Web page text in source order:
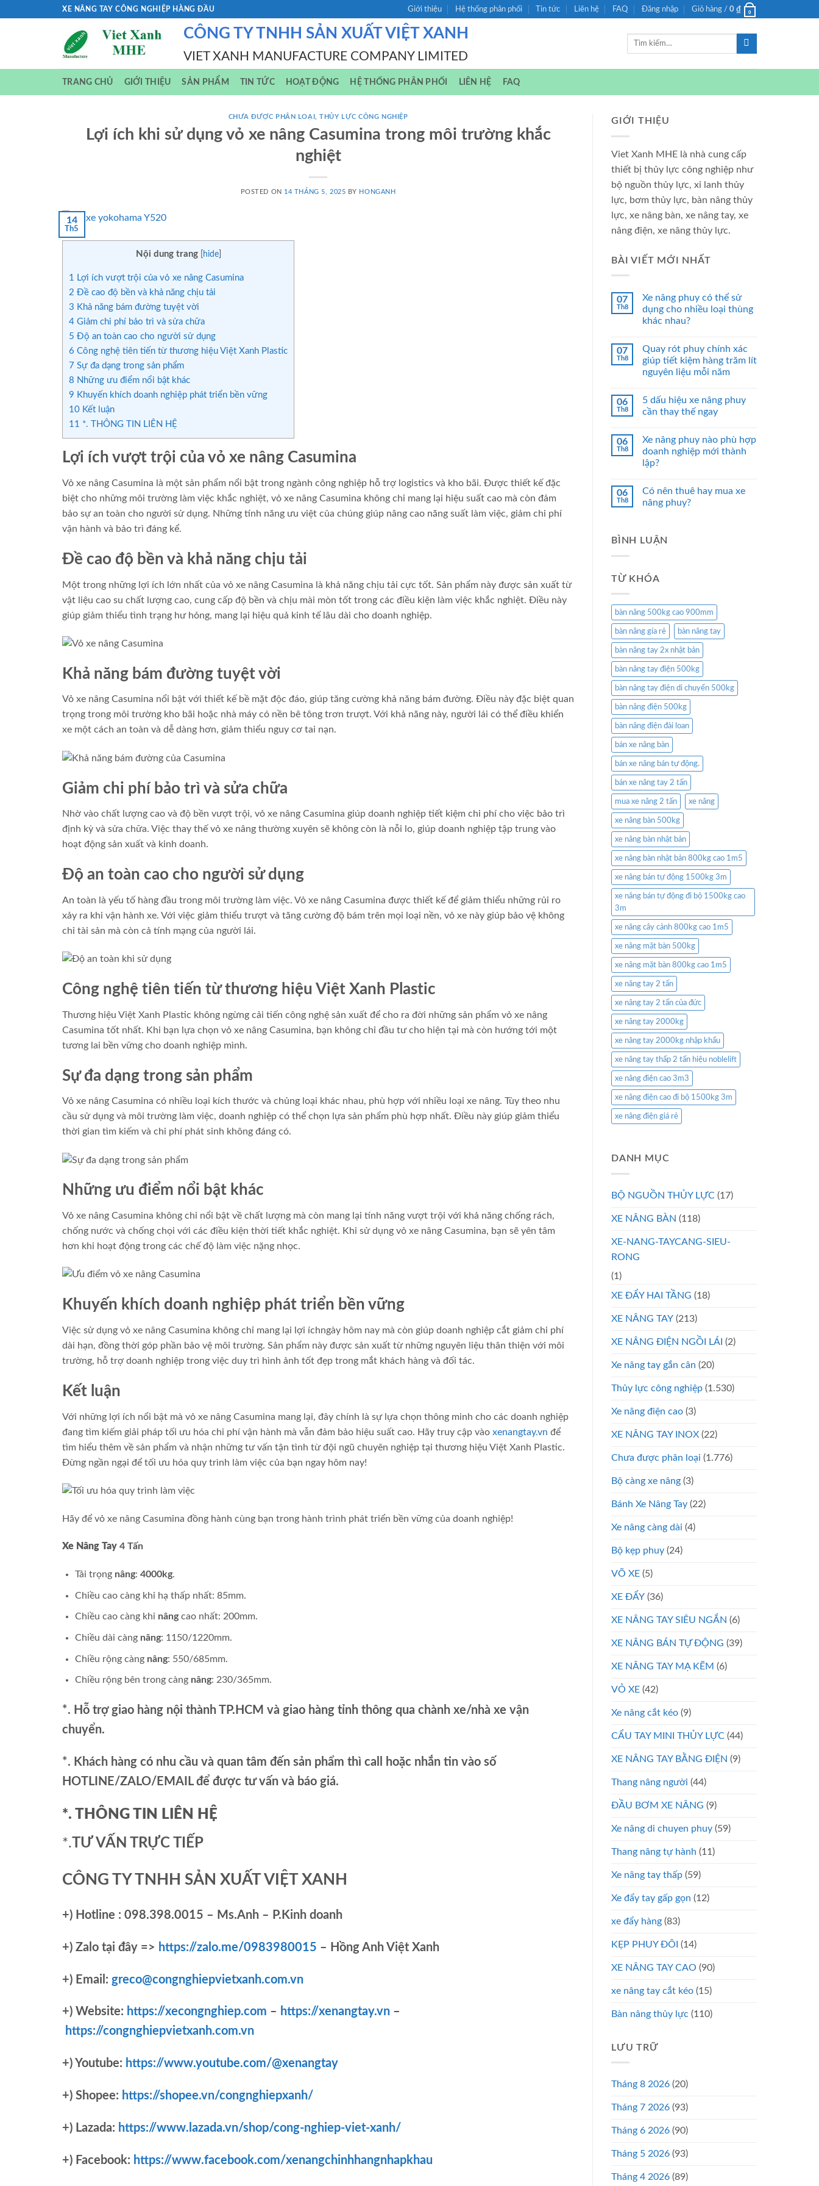
XE NÂNG TAY CÔNG NGHIỆP HÀNG ĐẦU Giới thiệu Hệ thống phân phối Tin tức Liên hệ FAQ Đăng nhập Giỏ hàng / 0 ₫ 0
CÔNG TY TNHH SẢN XUẤT VIỆT XANH
VIET XANH MANUFACTURE COMPANY LIMITED
Tìm
TRANG CHỦ GIỚI THIỆU SẢN PHẨM TIN TỨC HOẠT ĐỘNG HỆ THỐNG PHÂN PHỐI LIÊN HỆ FAQ
CHƯA ĐƯỢC PHÂN LOẠI ,THỦY LỰC CÔNG NGHIỆP
Lợi ích khi sử dụng vỏ xe nâng Casumina trong môi trường khắc
nghiệt
POSTED ON 14 THÁNG 5, 2025 BY HONGANH
14
Th5
Nội dung trang hide]
1 Lợi ích vượt trội của vỏ xe nâng Casumina
2 Đề cao độ bền và khả năng chịu tải
3 Khả năng bám đường tuyệt vời
4 Giảm chi phí bảo trì và sửa chữa
5 Độ an toàn cao cho người sử dụng
6 Công nghệ tiên tiến từ thương hiệu Việt Xanh Plastic
7 Sự đa dạng trong sản phẩm
8 Những ưu điểm nổi bật khác
9 Khuyến khích doanh nghiệp phát triển bền vững
10 Kết luận
11 *. THÔNG TIN LIÊN HỆ
Lợi ích vượt trội của vỏ xe nâng Casumina
Vỏ xe nâng Casumina là một sản phẩm nổi bật trong ngành công nghiệp hỗ trợ logistics và kho bãi. Được thiết kế đặc
biệt cho những môi trường làm việc khắc nghiệt, vỏ xe nâng Casumina không chỉ mang lại hiệu suất cao mà còn đảm
bảo sự an toàn cho người sử dụng. Những tính năng ưu việt của chúng giúp nâng cao năng suất làm việc, giảm chi phí
vận hành và bảo trì đáng kể.
Đề cao độ bền và khả năng chịu tải
Một trong những lợi ích lớn nhất của vỏ xe nâng Casumina là khả năng chịu tải cực tốt. Sản phẩm này được sản xuất từ
vật liệu cao su chất lượng cao, cung cấp độ bền và chịu mài mòn tốt trong các điều kiện làm việc khắc nghiệt. Điều này
giúp giảm thiểu tình trạng hư hỏng, mang lại hiệu quả kinh tế lâu dài cho doanh nghiệp.
Khả năng bám đường tuyệt vời
Vỏ xe nâng Casumina nổi bật với thiết kế bề mặt độc đáo, giúp tăng cường khả năng bám đường. Điều này đặc biệt quan
trọng trong môi trường kho bãi hoặc nhà máy có nền bê tông trơn trượt. Với khả năng này, người lái có thể điều khiển
xe một cách an toàn và dễ dàng hơn, giảm thiểu nguy cơ tai nạn.
Giảm chi phí bảo trì và sửa chữa
Nhờ vào chất lượng cao và độ bền vượt trội, vỏ xe nâng Casumina giúp doanh nghiệp tiết kiệm chi phí cho việc bảo trì
định kỳ và sửa chữa. Việc thay thế vỏ xe nâng thường xuyên sẽ không còn là nỗi lo, giúp doanh nghiệp tập trung vào
hoạt động sản xuất và kinh doanh.
Độ an toàn cao cho người sử dụng
An toàn là yếu tố hàng đầu trong môi trường làm việc. Vỏ xe nâng Casumina được thiết kế để giảm thiểu những rủi ro
xảy ra khi vận hành xe. Với việc giảm thiểu trượt và tăng cường độ bám trên mọi loại nền, vỏ xe này giúp bảo vệ không
chỉ tài sản mà còn cả tính mạng của người lái.
Công nghệ tiên tiến từ thương hiệu Việt Xanh Plastic
Thương hiệu Việt Xanh Plastic không ngừng cải tiến công nghệ sản xuất để cho ra đời những sản phẩm vỏ xe nâng
Casumina tốt nhất. Khi bạn lựa chọn vỏ xe nâng Casumina, bạn không chỉ đầu tư cho hiện tại mà còn hướng tới một
tương lai bền vững cho doanh nghiệp mình.
Sự đa dạng trong sản phẩm
Vỏ xe nâng Casumina có nhiều loại kích thước và chủng loại khác nhau, phù hợp với nhiều loại xe nâng. Tùy theo nhu
cầu sử dụng và môi trường làm việc, doanh nghiệp có thể chọn lựa sản phẩm phù hợp nhất. Điều này giúp giảm thiểu
thời gian tìm kiếm và chi phí phát sinh không đáng có.
Những ưu điểm nổi bật khác
Vỏ xe nâng Casumina không chỉ nổi bật về chất lượng mà còn mang lại tính năng vượt trội với khả năng chống rách,
chống nước và chống chọi với các điều kiện thời tiết khắc nghiệt. Khi sử dụng vỏ xe nâng Casumina, bạn sẽ yên tâm
hơn khi hoạt động trong các chế độ làm việc nặng nhọc.
Khuyến khích doanh nghiệp phát triển bền vững
Việc sử dụng vỏ xe nâng Casumina không chỉ mang lại lợi íchngày hôm nay mà còn giúp doanh nghiệp cắt giảm chi phí
dài hạn, đồng thời góp phần bảo vệ môi trường. Sản phẩm này được sản xuất từ những nguyên liệu thân thiện với môi
trường, hỗ trợ doanh nghiệp trong việc duy trì hình ảnh tốt đẹp trong mắt khách hàng và đối tác.
Kết luận
Với những lợi ích nổi bật mà vỏ xe nâng Casumina mang lại, đây chính là sự lựa chọn thông minh cho các doanh nghiệp
đang tìm kiếm giải pháp tối ưu hóa chi phí vận hành mà vẫn đảm bảo hiệu suất cao. Hãy truy cập vào xenangtay.vn để
tìm hiểu thêm về sản phẩm và nhận những tư vấn tận tình từ đội ngũ chuyên nghiệp tại thương hiệu Việt Xanh Plastic.
Đừng ngần ngại để tối ưu hóa quy trình làm việc của bạn ngay hôm nay!
Hãy để vỏ xe nâng Casumina đồng hành cùng bạn trong hành trình phát triển bền vững của doanh nghiệp!
Xe Nâng Tay 4 Tấn
Tải trọng nâng: 4000kg.
Chiều cao càng khi hạ thấp nhất: 85mm.
Chiều cao càng khi nângcao nhất: 200mm.
Chiều dài càng nâng: 1150/1220mm.
Chiều rộng càng nâng: 550/685mm.
Chiều rộng bên trong càng nâng: 230/365mm.
*. Hỗ trợ giao hàng nội thành TP.HCM và giao hàng tỉnh thông qua chành xe/nhà xe vận
chuyển.
*. Khách hàng có nhu cầu và quan tâm đến sản phẩm thì call hoặc nhắn tin vào số
HOTLINE/ZALO/EMAIL để được tư vấn và báo giá.
*. THÔNG TIN LIÊN HỆ
*. TƯ VẤN TRỰC TIẾP
CÔNG TY TNHH SẢN XUẤT VIỆT XANH
+) Hotline : 098.398.0015 – Ms.Anh – P.Kinh doanh
+) Zalo tại đây => https://zalo.me/0983980015 – Hồng Anh Việt Xanh
+) Email: greco@congnghiepvietxanh.com.vn
+) Website: https://xecongnghiep.com – https://xenangtay.vn –
https://congnghiepvietxanh.com.vn
+) Youtube: https://www.youtube.com/@xenangtay
+) Shopee: https://shopee.vn/congnghiepxanh/
+) Lazada: https://www.lazada.vn/shop/cong-nghiep-viet-xanh/
+) Facebook: https://www.facebook.com/xenangchinhhangnhapkhau
GIỚI THIỆU
Viet Xanh MHE là nhà cung cấp
thiết bị thủy lực công nghiệp như
bộ nguồn thủy lực, xi lanh thủy
lực, bơm thủy lực, bàn nâng thủy
lực, xe nâng bàn, xe nâng tay, xe
nâng điện, xe nâng thủy lực.
BÀI VIẾT MỚI NHẤT
07
Th8
Xe nâng phuy có thể sử
dụng cho nhiều loại thùng
khác nhau?
07
Th8
Quay rót phuy chính xác
giúp tiết kiệm hàng trăm lít
nguyên liệu mỗi năm
06
Th8
5 dấu hiệu xe nâng phuy
cần thay thế ngay
06
Th8
Xe nâng phuy nào phù hợp
doanh nghiệp mới thành
lập?
06
Th8
Có nên thuê hay mua xe
nâng phuy?
BÌNH LUẬN
TỪ KHÓA
bàn nâng 500kg cao 900mm
bàn nâng gía rẻ bàn nâng tay
bàn nâng tay 2x nhật bản
bàn nâng tay điện 500kg
bàn nâng tay điện di chuyển 500kg
bàn nâng điện 500kg
bàn nâng điện đài loan
bán xe nâng bàn
bán xe nâng bán tự động.
bán xe nâng tay 2 tấn
mua xe nâng 2 tấn xe nâng
xe nâng bàn 500kg
xe nâng bàn nhật bản
xe nâng bàn nhật bản 800kg cao 1m5
xe nâng bán tự động 1500kg 3m
xe nâng bán tự động đi bộ 1500kg cao
3m
xe nâng cây cảnh 800kg cao 1m5
xe nâng mặt bàn 500kg
xe nâng mặt bàn 800kg cao 1m5
xe nâng tay 2 tấn
xe nâng tay 2 tấn của đức
xe nâng tay 2000kg
xe nâng tay 2000kg nhập khẩu
xe nâng tay thấp 2 tấn hiệu noblelift
xe nâng điện cao 3m3
xe nâng điện cao đi bộ 1500kg 3m
xe nâng điện giá rẻ
DANH MỤC
BỘ NGUỒN THỦY LỰC (17)
XE NÂNG BÀN (118)
XE-NANG-TAYCANG-SIEU-
RONG
(1)
XE ĐẨY HAI TẦNG (18)
XE NÂNG TAY (213)
XE NÂNG ĐIỆN NGỒI LÁI (2)
Xe nâng tay gắn cân (20)
Thủy lực công nghiệp (1.530)
Xe nâng điện cao (3)
XE NÂNG TAY INOX (22)
Chưa được phân loại (1.776)
Bộ càng xe nâng (3)
Bánh Xe Nâng Tay (22)
Xe nâng càng dài (4)
Bộ kẹp phuy (24)
VÕ XE (5)
XE ĐẨY (36)
XE NÂNG TAY SIÊU NGẮN (6)
XE NÂNG BÁN TỰ ĐỘNG (39)
XE NÂNG TAY MẠ KẼM (6)
VỎ XE (42)
Xe nâng cắt kéo (9)
CẨU TAY MINI THỦY LỰC (44)
XE NÂNG TAY BẰNG ĐIỆN (9)
Thang nâng người (44)
ĐẦU BƠM XE NÂNG (9)
Xe nâng di chuyen phuy (59)
Thang nâng tự hành (11)
Xe nâng tay thấp (59)
Xe đẩy tay gấp gọn (12)
xe đẩy hàng (83)
KẸP PHUY ĐÔI (14)
XE NÂNG TAY CAO (90)
xe nâng tay cắt kéo (15)
Bàn nâng thủy lực (110)
LƯU TRỮ
Tháng 8 2026 (20)
Tháng 7 2026 (93)
Tháng 6 2026 (90)
Tháng 5 2026 (93)
Tháng 4 2026 (89)